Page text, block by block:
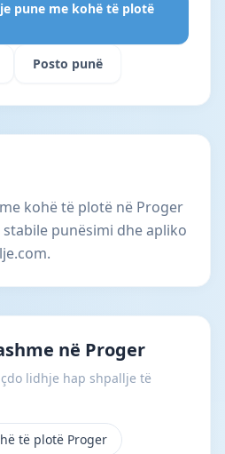
pune me kohë të plotë
Posto punë
kohë të plotë në Proger
stabile punësimi dhe apliko
në Proger
lidhje hap shpallje të
të plotë Proger